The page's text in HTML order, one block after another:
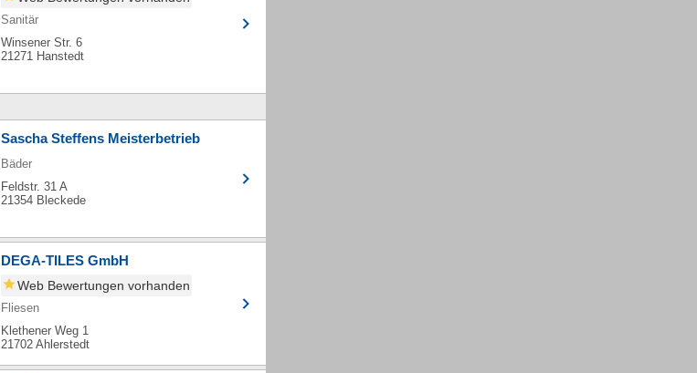
Sanitär
Winsener Str. 6
21271 Hanstedt
Sascha Steffens Meisterbetrieb
Bäder
Feldstr. 31 A
21354 Bleckede
DEGA-TILES GmbH
Web Bewertungen vorhanden
Fliesen
Klethener Weg 1
21702 Ahlerstedt